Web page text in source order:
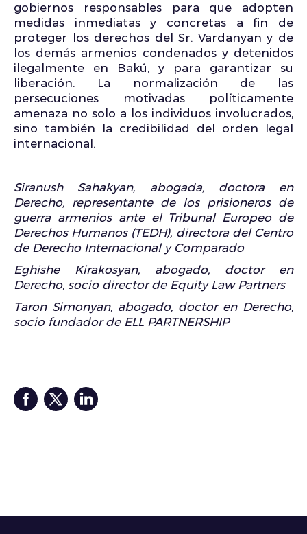
gobiernos responsables para que adopten
medidas inmediatas y concretas a fin de
proteger los derechos del Sr. Vardanyan y de
los demás armenios condenados y detenidos
ilegalmente en Bakú, y para garantizar su
liberación. La normalización de las
persecuciones motivadas políticamente
amenaza no solo a los individuos involucrados,
sino también la credibilidad del orden legal
internacional.
Siranush Sahakyan, abogada, doctora en
Derecho, representante de los prisioneros de
guerra armenios ante el Tribunal Europeo de
Derechos Humanos (TEDH), directora del Centro
de Derecho Internacional y Comparado
Eghishe Kirakosyan, abogado, doctor en
Derecho, socio director de Equity Law Partners
Taron Simonyan, abogado, doctor en Derecho,
socio fundador de ELL PARTNERSHIP